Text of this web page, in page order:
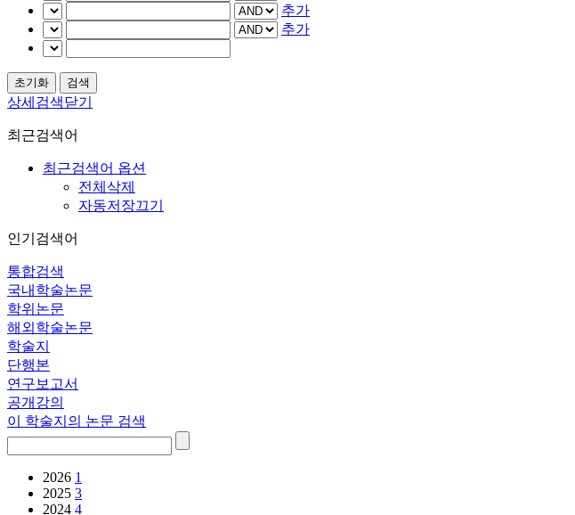
추가
추가
상세검색닫기
최근검색어
최근검색어 옵션
전체삭제
자동저장끄기
인기검색어
통합검색
국내학술논문
학위논문
해외학술논문
학술지
단행본
연구보고서
공개강의
이 학술지의 논문 검색
2026 1
2025 3
2024 4